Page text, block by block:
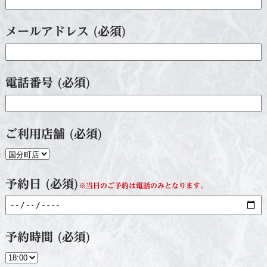
メールアドレス (必須)
電話番号 (必須)
ご利用店舗 (必須)
予約日 (必須) ※当日のご予約は電話のみとなります。
予約時間 (必須)